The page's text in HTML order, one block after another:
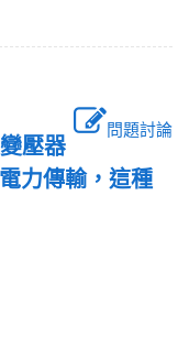
問題討論
壓器
力傳輸，這種